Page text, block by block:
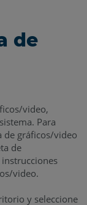
de
video,
Para
de gráficos/video
de
video.
y seleccione